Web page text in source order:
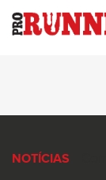
NOTÍCIAS